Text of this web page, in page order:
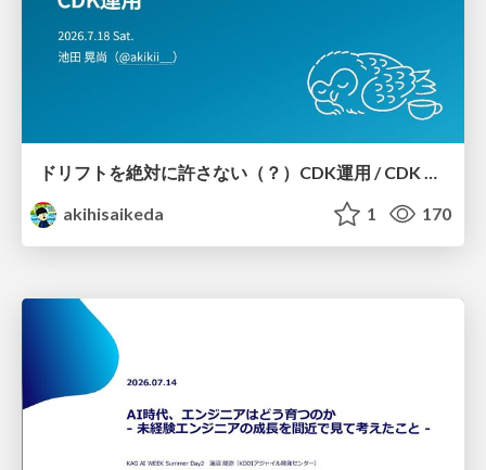
akihisaikeda
1 170